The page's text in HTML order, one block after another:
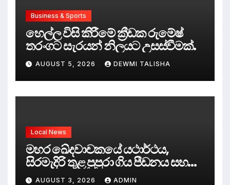
Business & Sports
හෙල්ල විසි කිරීමේ ක්‍රීඩක රුමේෂ්
තරංගට සැරයන් නිලයට උසස්වීමක්.
AUGUST 5, 2026 DEWMI TALISHA
Local News
මහර ඛේදවාචකයේ යථාර්ථය,
සිරමැදිරි තුළ පුපුරා ගිය පීඩනය සහ
පලිගැනීමේ දේශපාලනය
AUGUST 3, 2026 ADMIN